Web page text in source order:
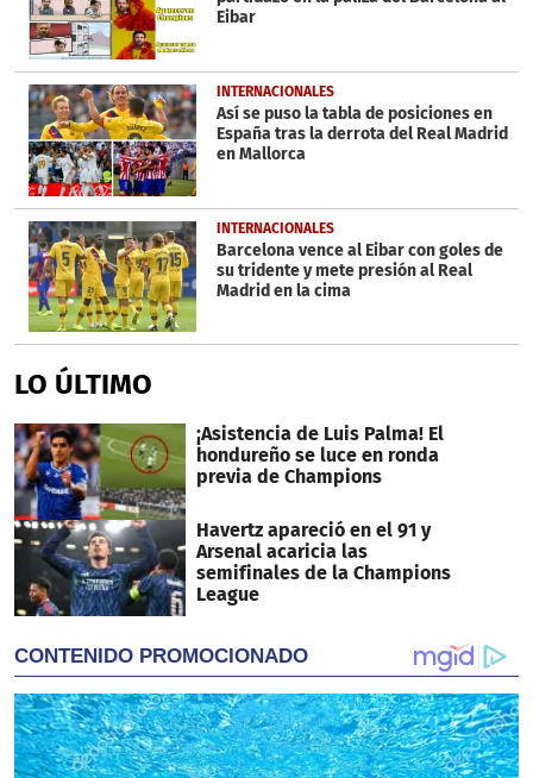
Eibar
INTERNACIONALES
Así se puso la tabla de posiciones en
España tras la derrota del Real Madrid
en Mallorca
INTERNACIONALES
Barcelona vence al Eibar con goles de
su tridente y mete presión al Real
Madrid en la cima
LO ÚLTIMO
¡Asistencia de Luis Palma! El
hondureño se luce en ronda
previa de Champions
Havertz apareció en el 91 y
Arsenal acaricia las
semifinales de la Champions
League